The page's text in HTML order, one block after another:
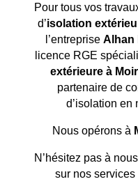
Pour tous vos
d’isolation
l’entreprise Alhan
licence RGE
extérieure à
partenaire de
d’isolation en
Nous opérons à
N’hésitez pas à
sur nos